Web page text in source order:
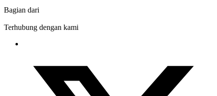
Bagian dari
Terhubung dengan kami